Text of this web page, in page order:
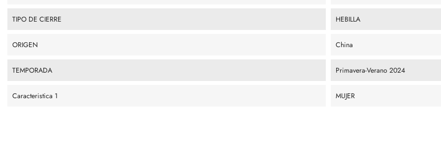
TIPO DE CIERRE HEBILLA
ORIGEN China
TEMPORADA Primavera-Verano 2024
Caracteristica 1 MUJER